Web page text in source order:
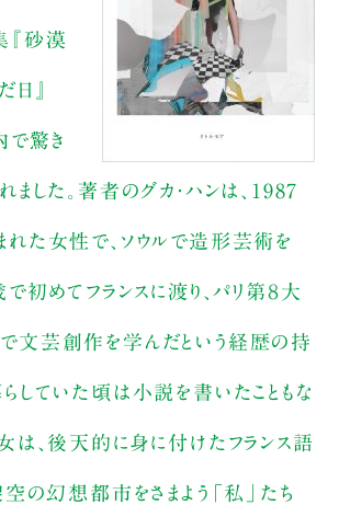
『砂漠
日』
で驚き
ました。著者のグカ・ハンは、1987
た女性で、ソウルで造形芸術を
初めてフランスに渡り、パリ第８大
文芸創作を学んだという経歴の持
していた頃は小説を書いたこともな
は、後天的に身に付けたフランス語
空の幻想都市をさまよう「私」たち